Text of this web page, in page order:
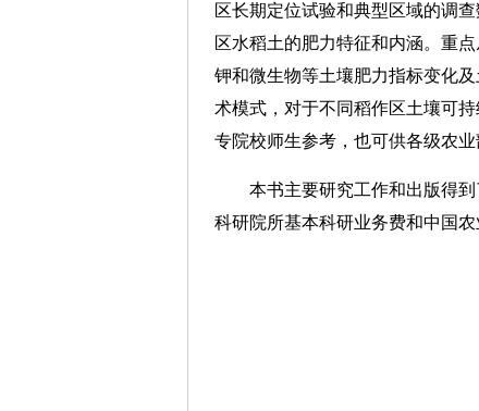
区长期定位试验和典型区域的调
区水稻土的肥力特征和内涵。重
钾和微生物等土壤肥力指标变化
术模式，对于不同稻作区土壤可
专院校师生参考，也可供各级农业
本书主要研究工作和出版得
科研院所基本科研业务费和中国